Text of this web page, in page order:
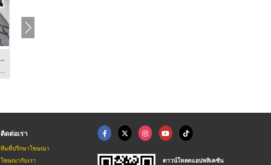
ติดต่อเรา
ทีมที่ปรึกษาโฆษณา
โฆษณากับเรา
ดาวน์โหลดแอปพลิเคชัน